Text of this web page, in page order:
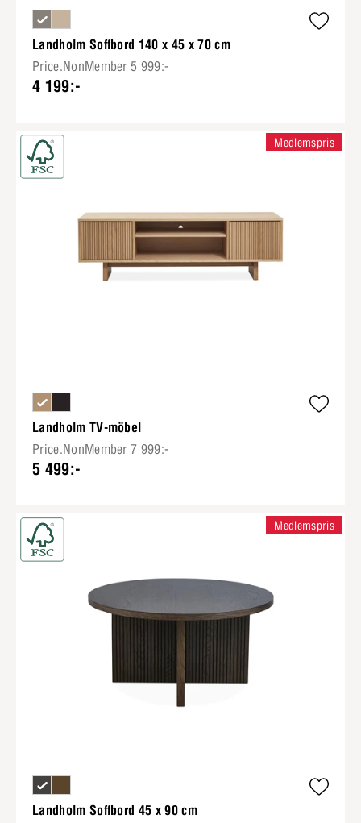
Landholm Soffbord 140 x 45 x 70 cm
Price.NonMember 5 999:-
4 199:-
Landholm TV-möbel
Price.NonMember 7 999:-
5 499:-
Medlemspris
Landholm Soffbord 45 x 90 cm
Medlemspris